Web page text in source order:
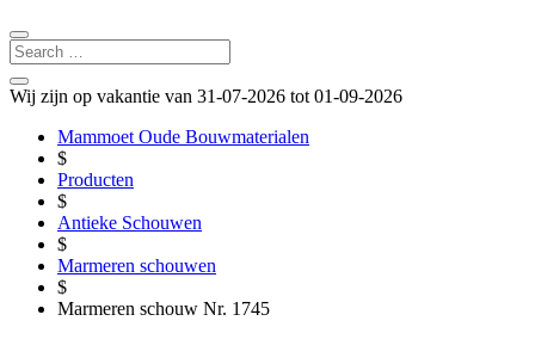
Wij zijn op vakantie van 31-07-2026 tot 01-09-2026
Mammoet Oude Bouwmaterialen
$
Producten
$
Antieke Schouwen
$
Marmeren schouwen
$
Marmeren schouw Nr. 1745